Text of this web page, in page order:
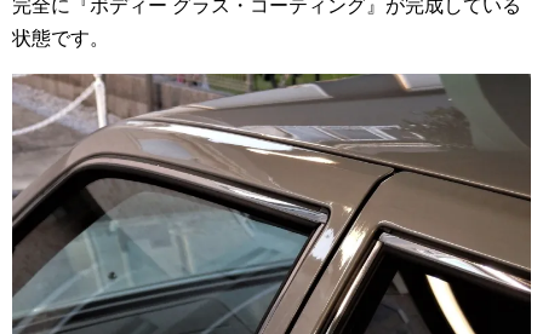
完全に『ボディー グラス・コーティング』が完成している
状態です。